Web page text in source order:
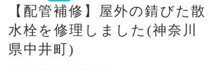
【配管補修】屋外の錆びた散
水栓を修理しました(神奈川
県中井町)